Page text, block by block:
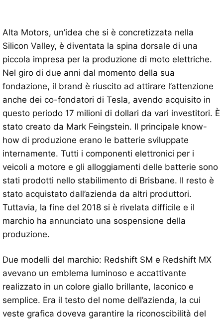
Alta Motors, un’idea che si è concretizzata nella
Silicon Valley, è diventata la spina dorsale di una
piccola impresa per la produzione di moto elettriche.
Nel giro di due anni dal momento della sua
fondazione, il brand è riuscito ad attirare l’attenzione
anche dei co-fondatori di Tesla, avendo acquisito in
questo periodo 17 milioni di dollari da vari investitori. È
stato creato da Mark Feingstein. Il principale know-
how di produzione erano le batterie sviluppate
internamente. Tutti i componenti elettronici per i
veicoli a motore e gli alloggiamenti delle batterie sono
stati prodotti nello stabilimento di Brisbane. Il resto è
stato acquistato dall’azienda da altri produttori.
Tuttavia, la fine del 2018 si è rivelata difficile e il
marchio ha annunciato una sospensione della
produzione.
Due modelli del marchio: Redshift SM e Redshift MX
avevano un emblema luminoso e accattivante
realizzato in un colore giallo brillante, laconico e
semplice. Era il testo del nome dell’azienda, la cui
veste grafica doveva garantire la riconoscibilità del